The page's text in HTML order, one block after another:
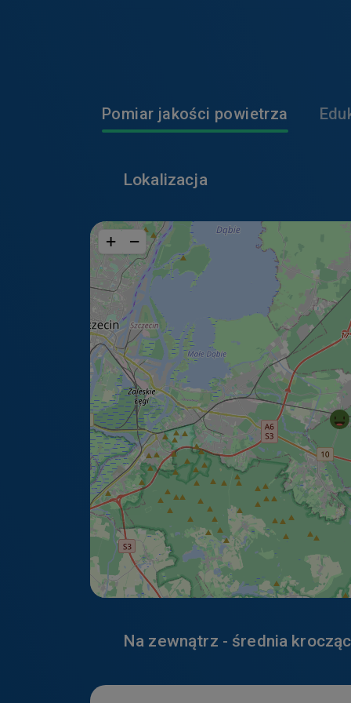
Pomiar jakości powietrza
Lokalizacja
+ −
Na zewnątrz - średnia
Jeśli nie chcesz,
swojej
Wykorzystywane
Niektóre pliki
Google Inc.
W naszych
internetowej
do celów
Dane te
temat
https://
Youtube
Więcej
https://